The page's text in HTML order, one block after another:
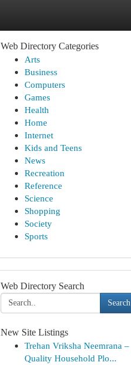
Web Directory Categories
Arts
Business
Computers
Games
Health
Home
Internet
Kids and Teens
News
Recreation
Reference
Science
Shopping
Society
Sports
Web Directory Search
Search
New Site Listings
Trehan Vriksha Neemrana –
Quality Household Plo...